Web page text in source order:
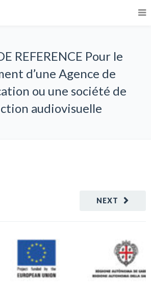
REFERENCE Pour le
d’une Agence de
ou une société de
audiovisuelle
NEXT